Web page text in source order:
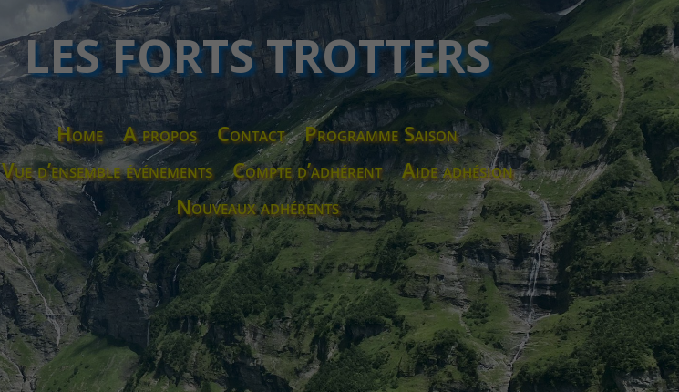
LES FORTS TROTTERS
Home A propos Contact
Programme Saison
Vue d’ensemble événements
Compte d’adhérent
Aide adhésion
Nouveaux adhérents